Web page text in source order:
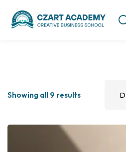
Showing all 9 results
Sign in